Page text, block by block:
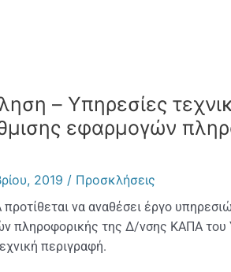
– Yπηρεσίες
εφαρμογών
2019 / Προσκλήσεις
να αναθέσει έργο
πληροφορικής της Δ/νσης ΚΑΠΑ
περιγραφή.